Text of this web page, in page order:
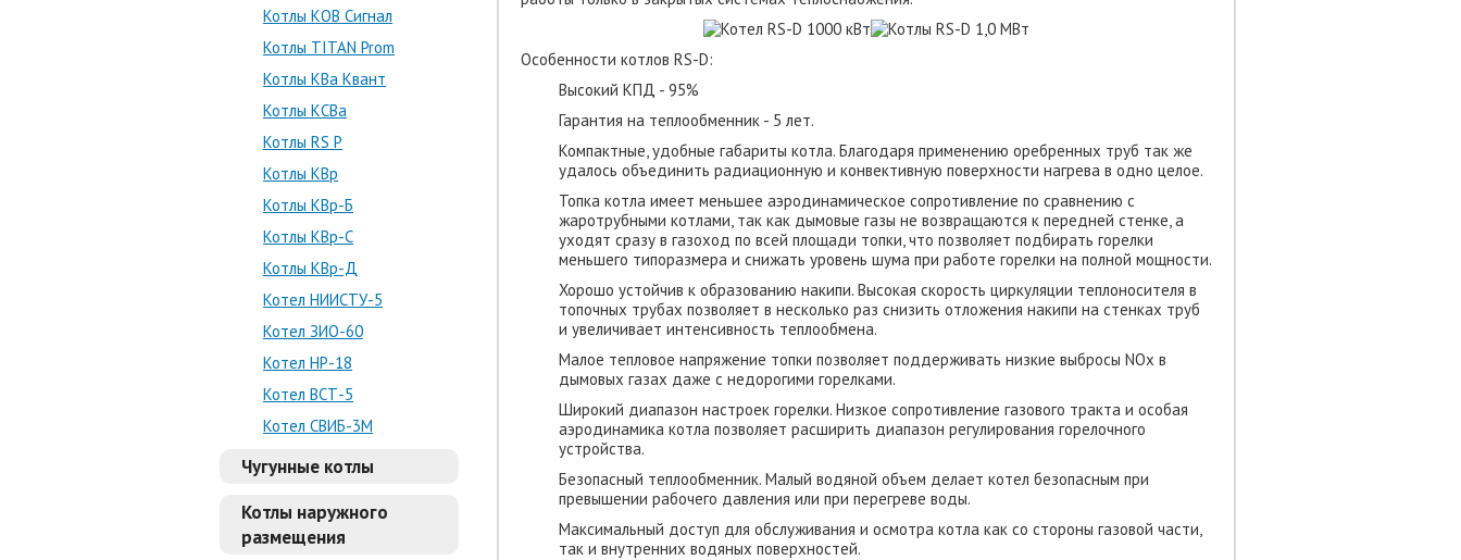
Котлы КОВ Сигнал
Котлы TITAN Prom
Котлы КВа Квант
Котлы КСВа
Котлы RS P
Котлы КВр
Котлы КВр-Б
Котлы КВр-С
Котлы КВр-Д
Котел НИИСТУ-5
Котел ЗИО-60
Котел НР-18
Котел ВСТ-5
Котел СВИБ-3М
Чугунные котлы
Котлы наружного
размещения
Особенности котлов RS-D:
Высокий КПД - 95%
Гарантия на теплообменник - 5 лет.
Компактные, удобные габариты котла. Благодаря применению оребренных труб так же
удалось объединить радиационную и конвективную поверхности нагрева в одно целое.
Топка котла имеет меньшее аэродинамическое сопротивление по сравнению с
жаротрубными котлами, так как дымовые газы не возвращаются к передней стенке, а
уходят сразу в газоход по всей площади топки, что позволяет подбирать горелки
меньшего типоразмера и снижать уровень шума при работе горелки на полной мощности.
Хорошо устойчив к образованию накипи. Высокая скорость циркуляции теплоносителя в
топочных трубах позволяет в несколько раз снизить отложения накипи на стенках труб
и увеличивает интенсивность теплообмена.
Малое тепловое напряжение топки позволяет поддерживать низкие выбросы NOx в
дымовых газах даже с недорогими горелками.
Широкий диапазон настроек горелки. Низкое сопротивление газового тракта и особая
аэродинамика котла позволяет расширить диапазон регулирования горелочного
устройства.
Безопасный теплообменник. Малый водяной объем делает котел безопасным при
превышении рабочего давления или при перегреве воды.
Максимальный доступ для обслуживания и осмотра котла как со стороны газовой части,
так и внутренних водяных поверхностей.